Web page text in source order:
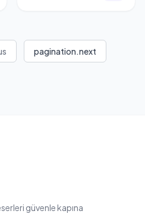
pagination.next
güvenle kapına